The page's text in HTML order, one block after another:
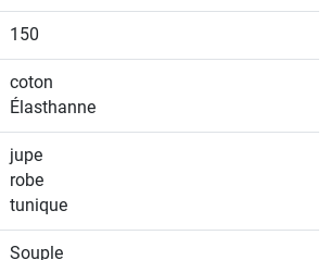
150
coton
Élasthanne
jupe
robe
tunique
Souple